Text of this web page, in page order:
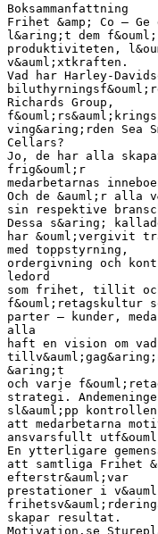
Boksammanfattning
Frihet &amp; Co –
l&aring;t dem
produktiviteten,
v&auml;xtkraften.
Vad har Harley-
Richards Group,
ving&aring;rden Sea
Cellars?
Jo, de har alla
frig&ouml;r
medarbetarnas
Och de &auml;r alla
sin respektive
Dessa s&aring;
har &ouml;vergivit
med toppstyrning,
ordergivning och
ledord
som frihet, tillit och
f&ouml;retagskultur
parter – kunder,
alla
haft en vision om
&aring;t
och varje
strategi.
sl&auml;pp
att medarbetarna
ansvarsfullt
En ytterligare
att samtliga Frihet
efterstr&auml;var
prestationer i
skapar resultat.
Motivation.se